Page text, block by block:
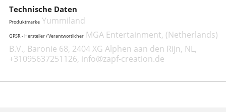
Technische Daten
Produktmarke Yummiland
GPSR - Hersteller / Verantwortlicher MGA Entertainment, (Netherlands)
B.V., Baronie 68, 2404 XG Alphen aan den Rijn, NL,
+31095637251126, info@zapf-creation.de